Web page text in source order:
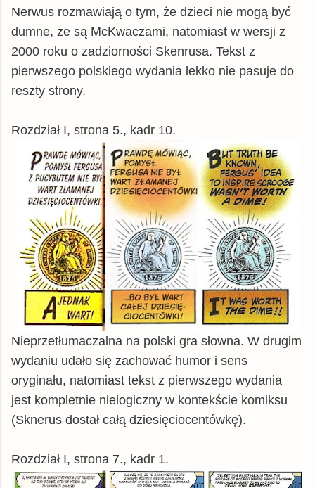
Nerwus rozmawiają o tym, że dzieci nie mogą być
dumne, że są McKwaczami, natomiast w wersji z
2000 roku o zadziorności Skenrusa. Tekst z
pierwszego polskiego wydania lekko nie pasuje do
reszty strony.
Rozdział I, strona 5., kadr 10.
Nieprzetłumaczalna na polski gra słowna. W drugim
wydaniu udało się zachować humor i sens
oryginału, natomiast tekst z pierwszego wydania
jest kompletnie nielogiczny w kontekście komiksu
(Sknerus dostał całą dziesięciocentówkę).
Rozdział I, strona 7., kadr 1.